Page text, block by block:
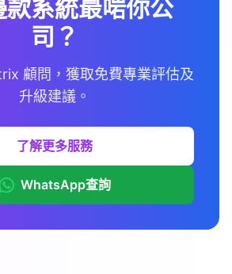
款系統最啱你公
司？
顧問，獲取免費專業評估及
升級建議。
了解更多服務
WhatsApp查詢